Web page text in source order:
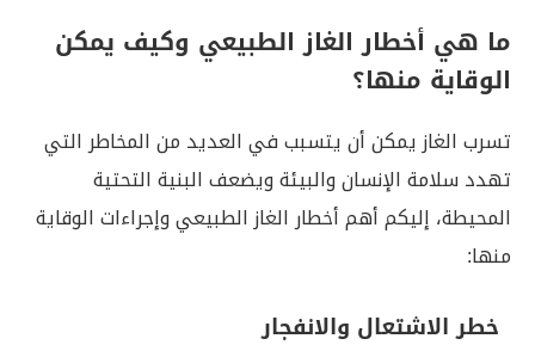
ما هي أخطار الغاز الطبيعي وكيف يمكن
الوقاية منها؟
تسرب الغاز يمكن أن يتسبب في العديد من المخاطر التي
تهدد سلامة الإنسان والبيئة ويضعف البنية التحتية
المحيطة، إليكم أهم أخطار الغاز الطبيعي وإجراءات الوقاية
منها:
خطر الاشتعال والانفجار